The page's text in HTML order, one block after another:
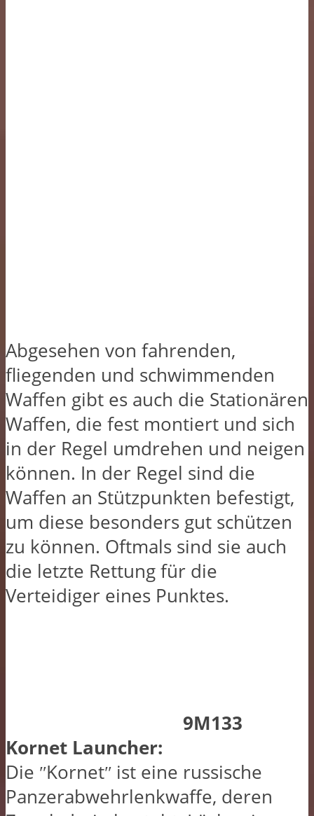
Abgesehen von fahrenden,
fliegenden und schwimmenden
Waffen gibt es auch die Stationären
Waffen, die fest montiert und sich
in der Regel umdrehen und neigen
können. In der Regel sind die
Waffen an Stützpunkten befestigt,
um diese besonders gut schützen
zu können. Oftmals sind sie auch
die letzte Rettung für die
Verteidiger eines Punktes.
9M133
Kornet Launcher:
Die ʺKornetʺ ist eine russische
Panzerabwehrlenkwaffe, deren